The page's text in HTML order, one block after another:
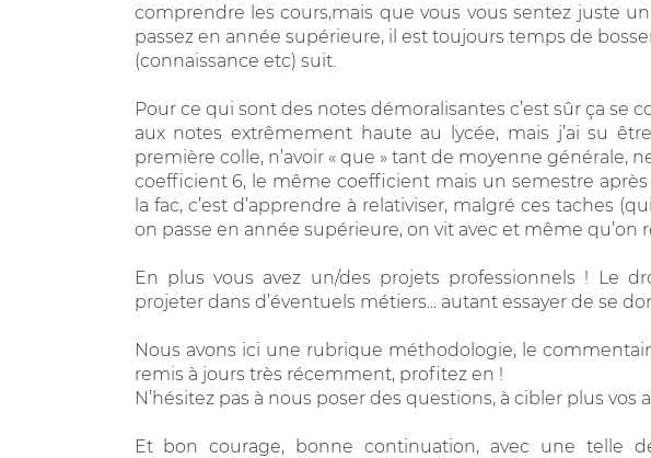
comprendre les cours,mais que vous vous sentez juste
passez en année supérieure, il est toujours temps de
(connaissance etc) suit.
Pour ce qui sont des notes démoralisantes c’est sûr ça se
aux notes extrêmement haute au lycée, mais j’ai su
première colle, n’avoir « que » tant de moyenne générale,
coefficient 6, le même coefficient mais un semestre après
la fac, c’est d’apprendre à relativiser, malgré ces taches
on passe en année supérieure, on vit avec et même qu’on
En plus vous avez un/des projets professionnels ! Le
projeter dans d’éventuels métiers... autant essayer de se
Nous avons ici une rubrique méthodologie, le
remis à jours très récemment, profitez en !
N’hésitez pas à nous poser des questions, à cibler plus vos
Et bon courage, bonne continuation, avec une telle